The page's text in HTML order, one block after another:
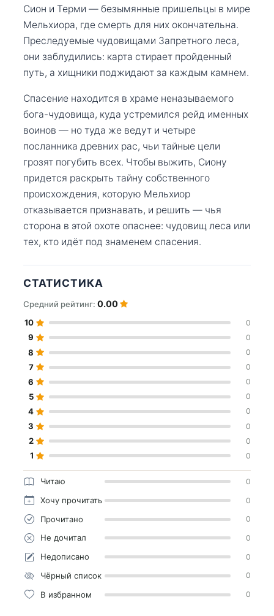
Сион и Терми — безымянные пришельцы в мире
Мельхиора, где смерть для них окончательна.
Преследуемые чудовищами Запретного леса,
они заблудились: карта стирает пройденный
путь, а хищники поджидают за каждым камнем.
Спасение находится в храме неназываемого
бога-чудовища, куда устремился рейд именных
воинов — но туда же ведут и четыре
посланника древних рас, чьи тайные цели
грозят погубить всех. Чтобы выжить, Сиону
придется раскрыть тайну собственного
происхождения, которую Мельхиор
отказывается признавать, и решить — чья
сторона в этой охоте опаснее: чудовищ леса или
тех, кто идёт под знаменем спасения.
СТАТИСТИКА
Средний рейтинг: 0.00
10 0
9 0
8 0
7 0
6 0
5 0
4 0
3 0
2 0
1 0
Читаю 0
Хочу прочитать 0
Прочитано 0
Не дочитал 0
Недописано 0
Чёрный список 0
В избранном 0